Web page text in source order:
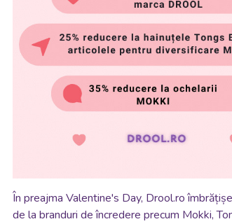
În preajma Valentine's Day, Drool.ro
de la branduri de încredere precum Mokki,